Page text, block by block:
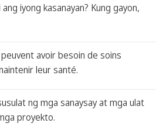
iyong kasanayan? Kung gayon,
avoir besoin de soins
leur santé.
ng mga sanaysay at mga ulat
proyekto.